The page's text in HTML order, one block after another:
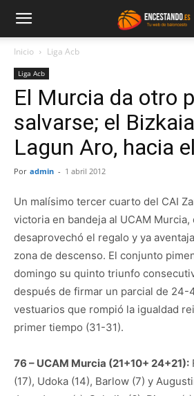
Inicio Liga Acb
Liga Acb
El Murcia da otro
salvarse; el
Lagun Aro, hacia
Por admin - 1 abril 2012
Un malísimo tercer cuarto del CAI
victoria en bandeja al UCAM Murcia,
desaprovechó el regalo y ya
zona de descenso. El conjunto
domingo su quinto triunfo
después de firmar un parcial de 24-
vestuarios que rompió la igualdad
primer tiempo (31-31).
76 – UCAM Murcia (21+10+ 24+21):
(17), Udoka (14), Barlow (7) y